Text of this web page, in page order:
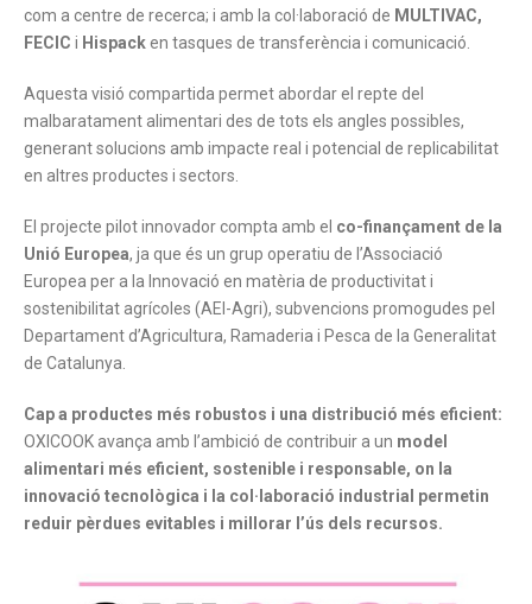
com a centre de recerca; i amb la col·laboració de MULTIVAC,
FECIC i Hispacken tasques de transferència i comunicació.
Aquesta visió compartida permet abordar el repte del
malbaratament alimentari des de tots els angles possibles,
generant solucions amb impacte real i potencial de replicabilitat
en altres productes i sectors.
El projecte pilot innovador compta amb el co-finançament de la
Unió Europea, ja que és un grup operatiu de l’Associació
Europea per a la Innovació en matèria de productivitat i
sostenibilitat agrícoles (AEI-Agri), subvencions promogudes pel
Departament d’Agricultura, Ramaderia i Pesca de la Generalitat
de Catalunya.
Cap a productes més robustos i una distribució més eficient:
OXICOOK avança amb l’ambició de contribuir a un model
alimentari més eficient, sostenible i responsable, on la
innovació tecnològica i la col·laboració industrial permetin
reduir pèrdues evitables i millorar l’ús dels recursos.